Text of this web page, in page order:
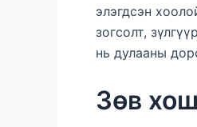
элэгдсэн
зогсолт,
нь дулааны
Зөв